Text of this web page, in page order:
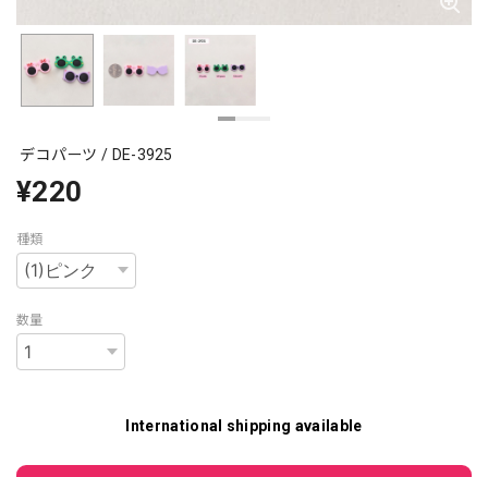
デコパーツ / DE-3925
¥220
種類
数量
International shipping available